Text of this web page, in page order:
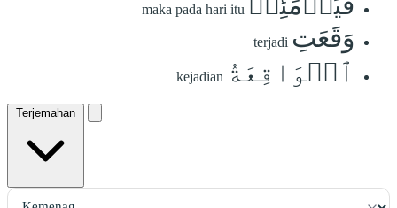
maka pada hari itu
وَقَعَتِ terjadi
ٱلۡوَاقِعَةُ kejadian
Terjemahan